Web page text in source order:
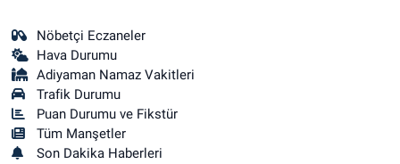
Nöbetçi Eczaneler
Hava Durumu
Adiyaman Namaz Vakitleri
Trafik Durumu
Puan Durumu ve Fikstür
Tüm Manşetler
Son Dakika Haberleri